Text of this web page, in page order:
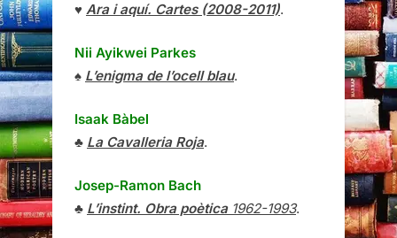
♥ Ara i aquí. Cartes (2008-2011).
Nii Ayikwei Parkes
♠ L’enigma de l’ocell blau.
Isaak Bàbel
♣ La Cavalleria Roja.
Josep-Ramon Bach
♣ L’instint. Obra poètica1962-1993.